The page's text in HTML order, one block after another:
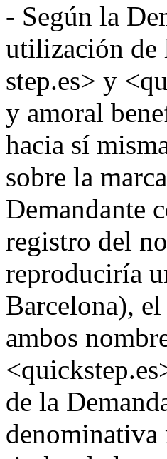
- Según la
utilización de
step.es> y
y amoral
hacia sí
sobre la
Demandante
registro del
reproduciría
Barcelona),
ambos
de la
denominativa